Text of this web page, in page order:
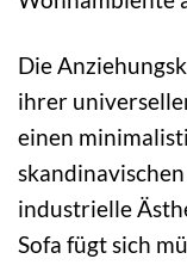
Die
ihrer
einen
industrielle
Sofa fügt sich